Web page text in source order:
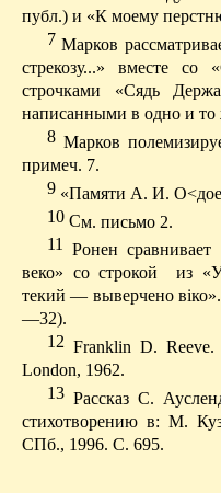
публ.) и «К мое­му
7 Марков
стрекозу...» вместе со
строчками «Сядь
написанными в одно и
8Марков
примеч. 7.
9«Памяти А. И. О<
10См. письмо 2.
11 Ронен
веко» со строкой
из «
текий — выверчено вiко
—32).
12Franklin D. Reeve.
London, 1962.
13Рассказ С.
стихотворению в: М.
СПб., 1996. С. 695.